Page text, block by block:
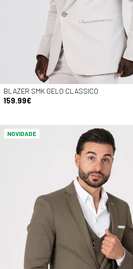
BLAZER SMK GELO CLASSICO
159.99€
NOVIDADE